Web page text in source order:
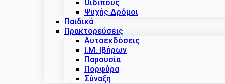
Οιδίπους
Ψυχής Δρόμοι
Παιδικά
Πρακτoρεύσεις
Αυτοεκδόσεις
Ι.Μ. Ιβήρων
Παρουσία
Πορφύρα
Σύναξη